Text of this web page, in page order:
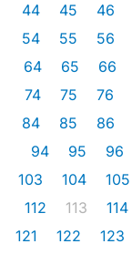
44
45 46
54
55 56
64
65 66
74
75 76
84
85 86
94
95 96
103
104 105
112
113 114
121
122 123